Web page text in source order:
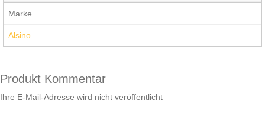
Marke
Alsino
Produkt Kommentar
Ihre E-Mail-Adresse wird nicht veröffentlicht